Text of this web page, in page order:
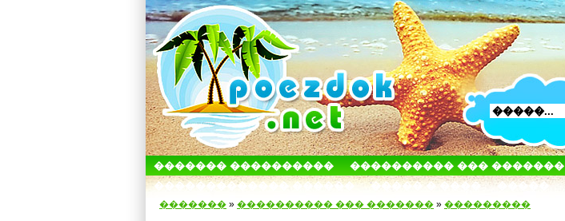
������� ���������� ���������� ��� �������
������������� ������
����� � ���� �����
������� » ���������� ��� ������� » ���������